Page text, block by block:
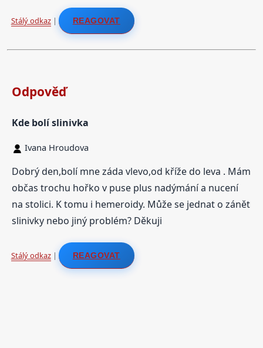
Stálý odkaz| REAGOVAT
Odpověď
Kde bolí slinivka
Ivana Hroudova
Dobrý den,bolí mne záda vlevo,od kříže do leva . Mám
občas trochu hořko v puse plus nadýmání a nucení
na stolici. K tomu i hemeroidy. Může se jednat o zánět
slinivky nebo jiný problém? Děkuji
Stálý odkaz| REAGOVAT